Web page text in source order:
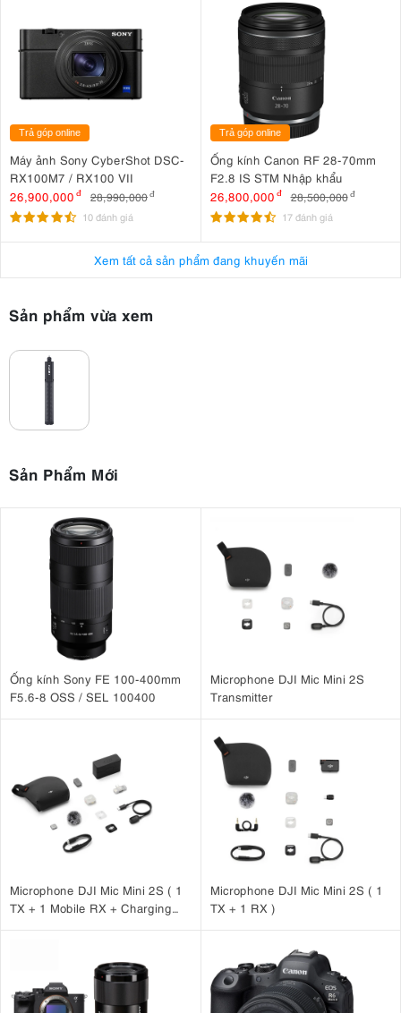
Trả góp online
Máy ảnh Sony CyberShot DSC-
RX100M7 / RX100 VII
26,900,000 đ 28,990,000đ
10 đánh giá
Trả góp online
Ống kính Canon RF 28-70mm
F2.8 IS STM Nhập khẩu
26,800,000 đ 28,500,000 đ
17 đánh giá
Xem tất cả sản phẩm đang khuyến mãi
Sản phẩm vừa xem
Sản Phẩm Mới
Ống kính Sony FE 100-400mm
F5.6-8 OSS / SEL 100400
Microphone DJI Mic Mini 2S
Transmitter
Microphone DJI Mic Mini 2S ( 1
TX + 1 Mobile RX + Charging
Microphone DJI Mic Mini 2S ( 1
TX + 1 RX )